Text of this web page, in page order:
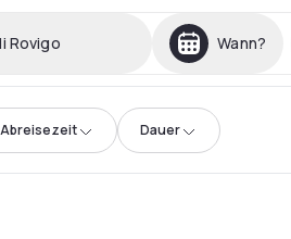
Rovigo Wann?
Abreisezeit Dauer